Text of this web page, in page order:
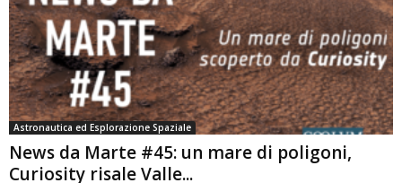
Astronautica ed Esplorazione Spaziale
News da Marte #45: un mare di poligoni,
Curiosity risale Valle...